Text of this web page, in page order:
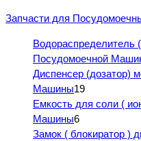
Запчасти для
Водораспределитель
Посудомоечной
Диспенсер (дозатор)
Машины19
Емкость для соли (
Машины6
Замок ( блокиратор )